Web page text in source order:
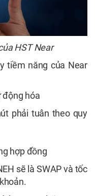
HST Near
tiềm năng của Near
động hóa
phải tuân theo quy
hợp đồng
sẽ là SWAP và tốc